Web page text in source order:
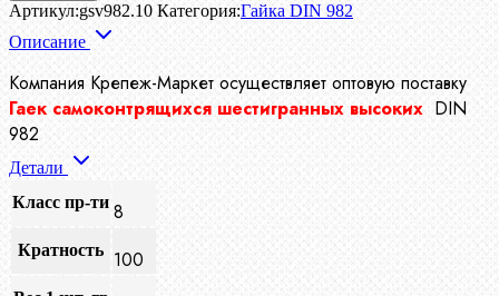
Артикул:gsv982.10 Категория:Гайка DIN 982
Описание
Компания Крепеж-Маркет осуществляет оптовую поставку
Гаек самоконтрящихся шестигранных высоких DIN
982
Детали
Класс пр-ти 8
Кратность 100